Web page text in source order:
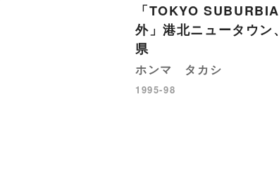
「TOKYO
外」港北ニュータウン
県
ホンマ タカシ
1995-98